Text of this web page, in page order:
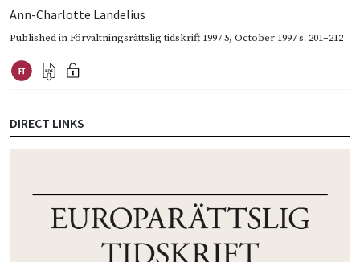
Ann-Charlotte Landelius
Published inFörvaltningsrättslig tidskrift 1997 5, October 1997s. 201–212
DIRECT LINKS